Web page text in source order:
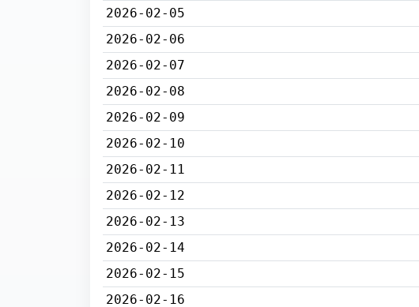
2026-02-05
2026-02-06
2026-02-07
2026-02-08
2026-02-09
2026-02-10
2026-02-11
2026-02-12
2026-02-13
2026-02-14
2026-02-15
2026-02-16